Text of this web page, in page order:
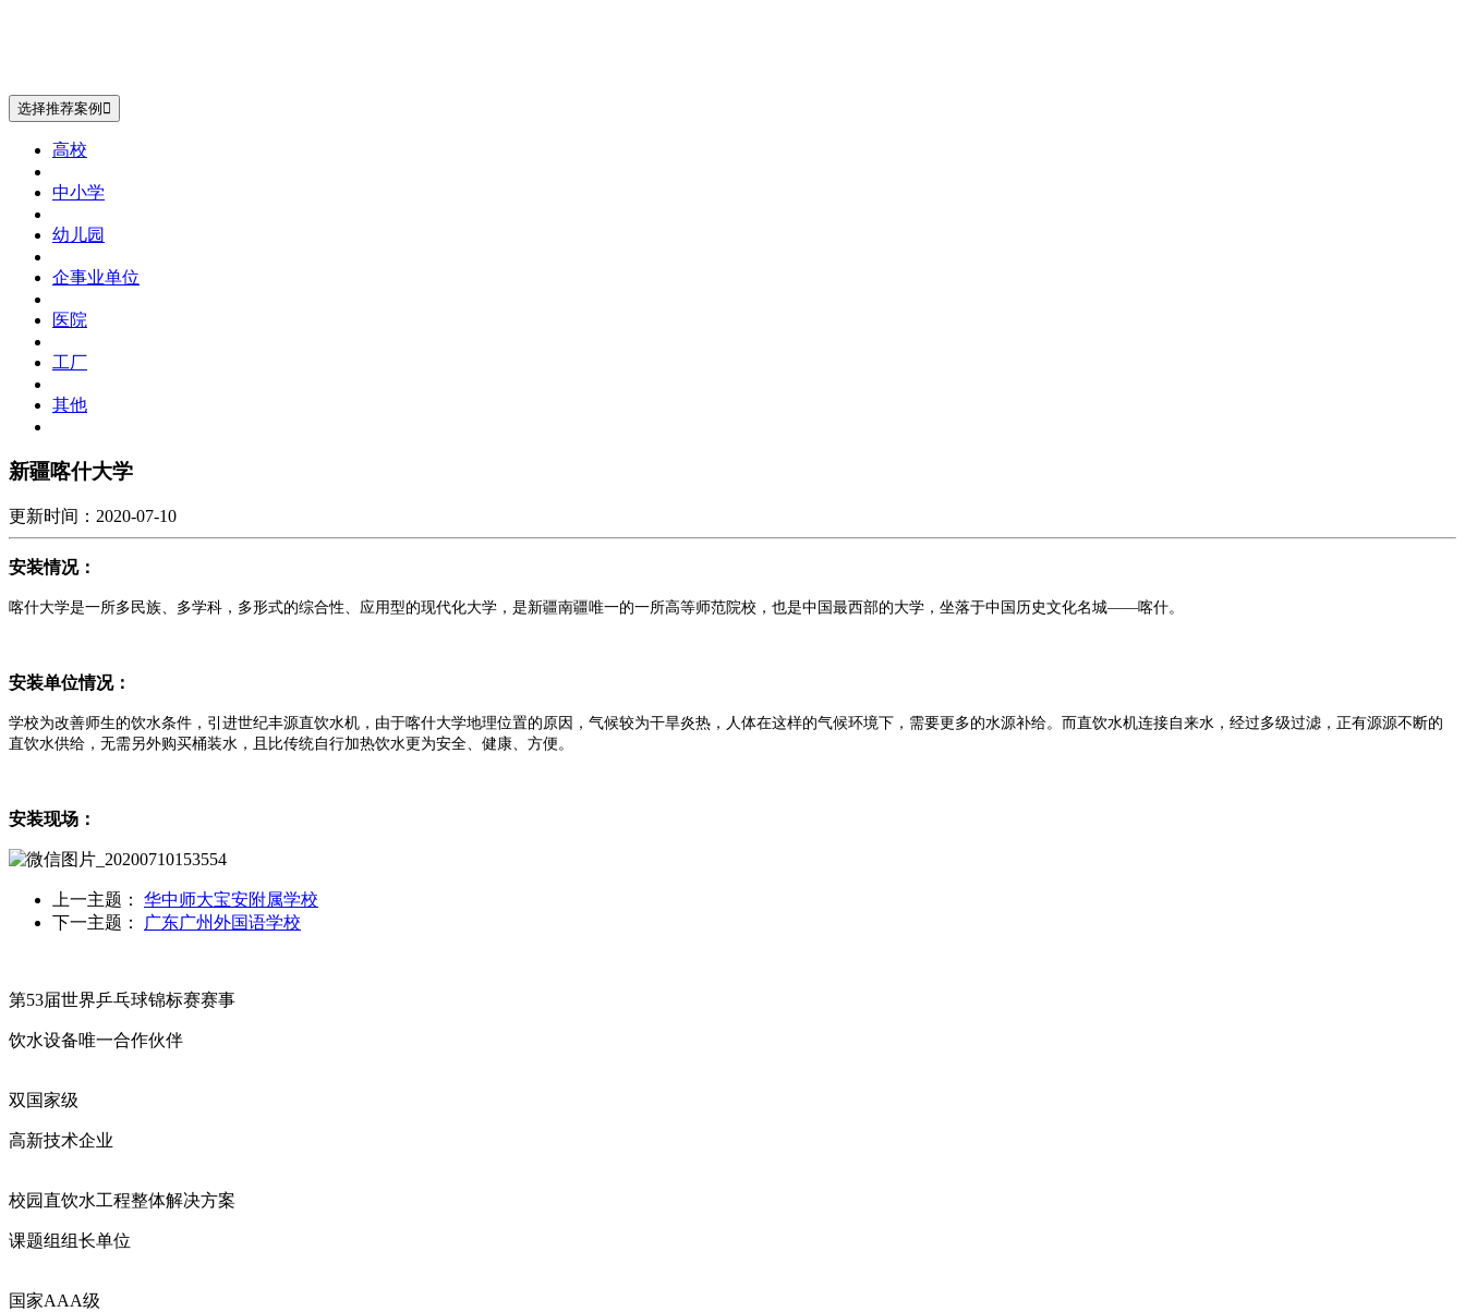
选择推荐案例 
高校
中小学
幼儿园
企事业单位
医院
工厂
其他
新疆喀什大学
更新时间：2020-07-10
安装情况：
喀什大学是一所多民族、多学科，多形式的综合性、应用型的现代化大学，是新疆南疆唯一的一所高等师范院校，也是中国最西部的大学，坐落于中国历史文化名城——喀什。
安装单位情况：
学校为改善师生的饮水条件，引进世纪丰源直饮水机，由于喀什大学地理位置的原因，气候较为干旱炎热，人体在这样的气候环境下，需要更多的水源补给。而直饮水机连接自来水，经过多级过滤，正有源源不断的
直饮水供给，无需另外购买桶装水，且比传统自行加热饮水更为安全、健康、方便。
安装现场：
上一主题： 华中师大宝安附属学校
下一主题：
广东广州外国语学校
第53届世界乒乓球锦标赛赛事
饮水设备唯一合作伙伴
双国家级
高新技术企业
校园直饮水工程整体解决方案
课题组组长单位
国家AAA级